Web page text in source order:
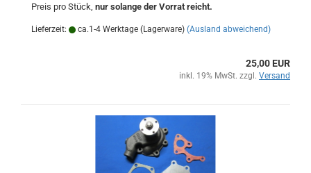
Preis pro Stück, nur solange der Vorrat reicht.
Lieferzeit: ca.1-4 Werktage (Lagerware) (Ausland abweichend)
25,00 EUR
inkl. 19% MwSt. zzgl. Versand